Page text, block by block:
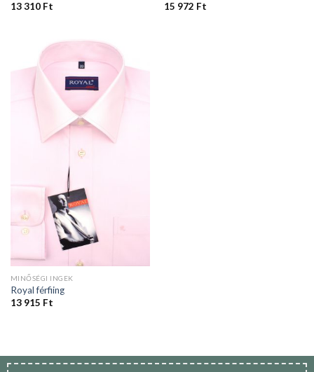
13 310 Ft
15 972 Ft
MINŐSÉGI INGEK
Royal férfiing
13 915 Ft